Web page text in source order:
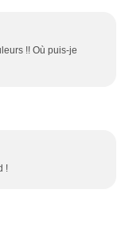
!! Où puis-je
!